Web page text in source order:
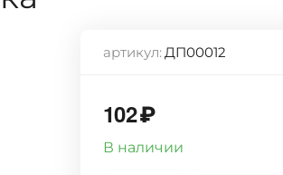
артикул:ДП00012
102₽
В наличии